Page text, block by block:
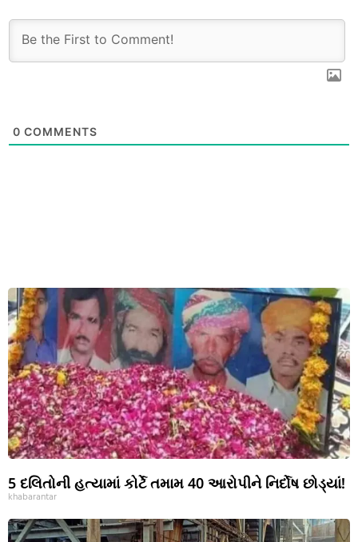
0 COMMENTS
5 દલિતોની હત્યામાં કોર્ટે તમામ 40 આરોપીને નિર્દોષ છોડ્યાં!
khabarantar